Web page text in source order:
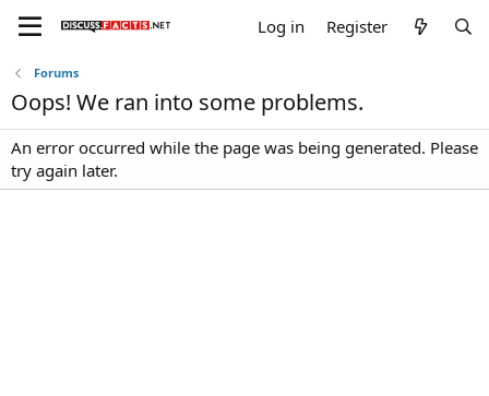
Log in Register
Forums
Oops! We ran into some problems.
An error occurred while the page was being generated. Please
try again later.